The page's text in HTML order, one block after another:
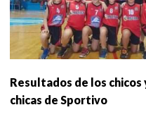
Resultados de los chicos
chicas de Sportivo